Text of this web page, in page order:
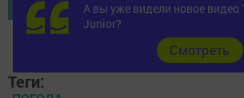
Теги:
А вы уже видели новое видео
Junior?
Cмотреть